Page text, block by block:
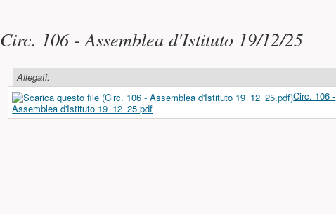
Circ. 106 - Assemblea d'Istituto 19/12/25
Allegati:
Circ. 106 -
Assemblea d'Istituto 19_12_25.pdf